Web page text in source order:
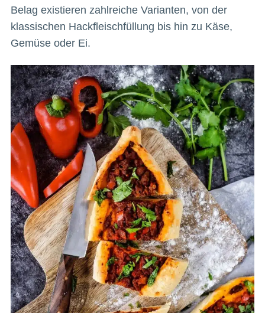
Belag existieren zahlreiche Varianten, von der
klassischen Hackfleischfüllung bis hin zu Käse,
Gemüse oder Ei.